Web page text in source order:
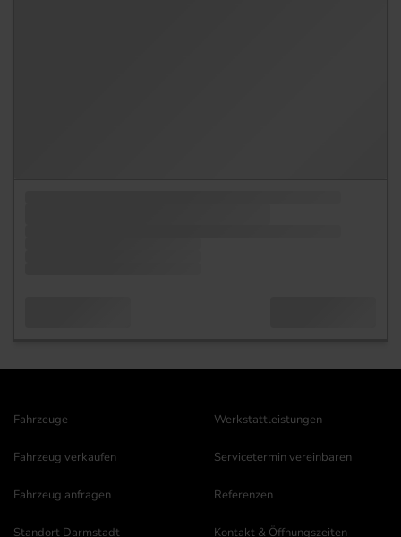
Fahrzeuge
Fahrzeug verkaufen
Fahrzeug anfragen
Werkstattleistungen
Servicetermin vereinbaren
Referenzen
Standort Darmstadt Kontakt & Öffnungszeiten